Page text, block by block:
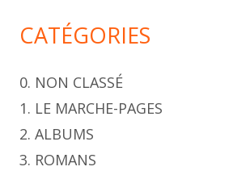
CATÉGORIES
0. NON CLASSÉ
1. LE MARCHE-PAGES
2. ALBUMS
3. ROMANS